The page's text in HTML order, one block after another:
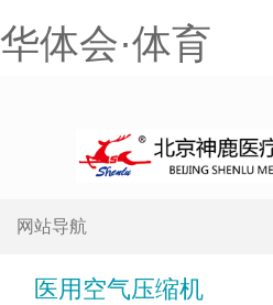
华体会·体育
网站导航
医用空气压缩机